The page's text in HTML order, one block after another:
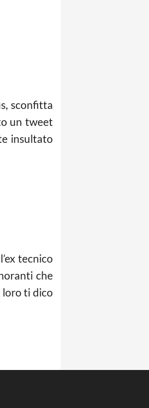
sconfitta
un tweet
insultato
tecnico
che
loro ti dico